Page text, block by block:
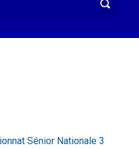
Sénior Nationale 3